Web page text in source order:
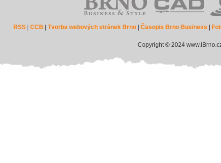
RSS |CCB |Tvorba webových stránek Brno |Časopis Brno Business
Copyright © 2024